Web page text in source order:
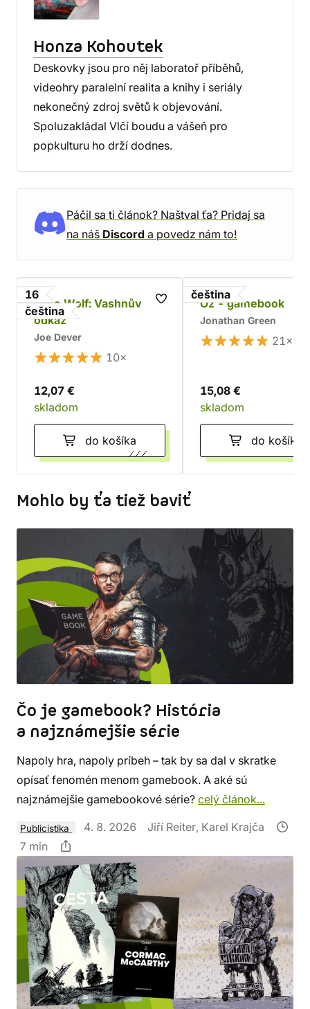
Honza Kohoutek
Deskovky jsou pro něj laboratoř příběhů,
videohry paralelní realita a knihy i seriály
nekonečný zdroj světů k objevování.
Spoluzakládal Vlčí boudu a vášeň pro
popkulturu ho drží dodnes.
Páčil sa ti článok? Naštval ťa? Pridaj sa
na náš Discord a povedz nám to!
16
čeština
Lone Wolf: Vashnův
odkaz
Joe Dever
10×
12,07 €
skladom
do košíka
čeština
Oz - gamebook
Jonathan Green
21×
15,08 €
skladom
do košíka
Mohlo by ťa tiež baviť
Čo je gamebook? História
a najznámejšie série
Napoly hra, napoly príbeh – tak by sa dal v skratke
opísať fenomén menom gamebook. A aké sú
najznámejšie gamebookové série? celý článok...
Publicistika 4. 8. 2026
Jiří Reiter, Karel Krajča
7 min